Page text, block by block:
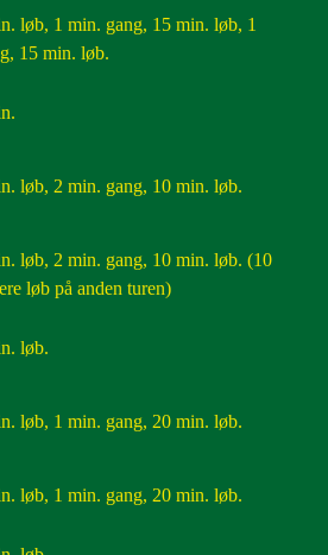
løb, 1 min. gang, 15 min. løb, 1
15 min. løb.
løb, 2 min. gang, 10 min. løb.
løb, 2 min. gang, 10 min. løb. (10
løb på anden turen)
løb.
løb, 1 min. gang, 20 min. løb.
løb, 1 min. gang, 20 min. løb.